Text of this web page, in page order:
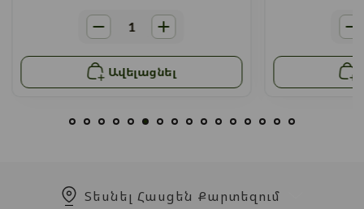
Ավելացնել
Տեսնել Հասցեն Քարտեզում